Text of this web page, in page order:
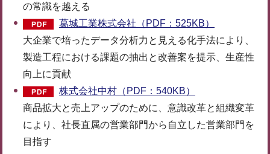
の常識を越える
葛城工業株式会社（PDF：525KB）
大企業で培ったデータ分析力と見える化手法により、
製造工程における課題の抽出と改善案を提示、生産性
向上に貢献
株式会社中村（PDF：540KB）
商品拡大と売上アップのために、意識改革と組織変革
により、社長直属の営業部門から自立した営業部門を
目指す